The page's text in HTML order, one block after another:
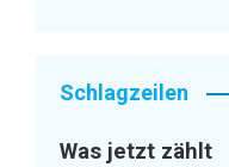
Schlagzeilen
Was jetzt zählt